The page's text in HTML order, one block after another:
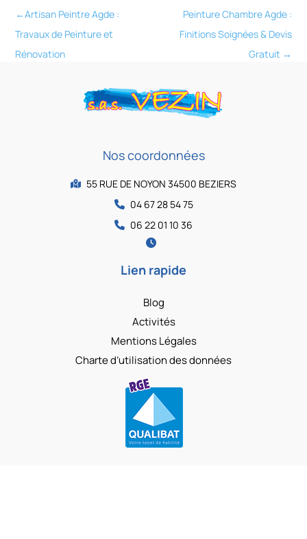
←Artisan Peintre Agde :
Travaux de Peinture et
Rénovation
Peinture Chambre Agde :
Finitions Soignées & Devis
Gratuit →
Nos coordonnées
55 RUE DE NOYON 34500 BEZIERS
04 67 28 54 75
06 22 01 10 36
Lien rapide
Blog
Activités
Mentions Légales
Charte d’utilisation des données